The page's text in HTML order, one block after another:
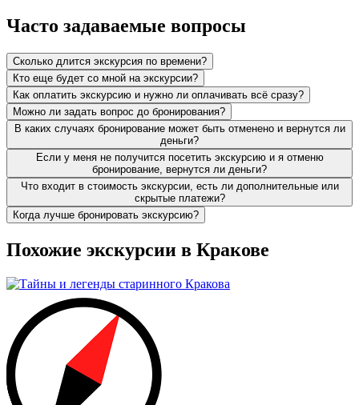
Часто задаваемые вопросы
Сколько длится экскурсия по времени?
Кто еще будет со мной на экскурсии?
Как оплатить экскурсию и нужно ли оплачивать всё сразу?
Можно ли задать вопрос до бронирования?
В каких случаях бронирование может быть отменено и вернутся ли
деньги?
Если у меня не получится посетить экскурсию и я отменю
бронирование, вернутся ли деньги?
Что входит в стоимость экскурсии, есть ли дополнительные или
скрытые платежи?
Когда лучше бронировать экскурсию?
Похожие экскурсии в Кракове